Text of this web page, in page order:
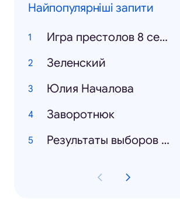
Найпопулярніші запити
Игра престолов 8 сезон
Зеленский
Юлия Началова
Заворотнюк
Результаты выборов 2019